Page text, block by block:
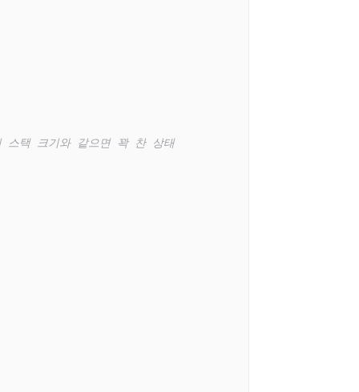
택 크기와 같으면 꽉 찬 상태